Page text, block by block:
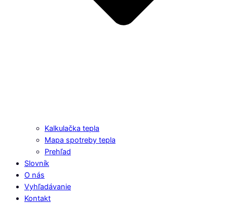
Kalkulačka tepla
Mapa spotreby tepla
Prehľad
Slovník
O nás
Vyhľadávanie
Kontakt